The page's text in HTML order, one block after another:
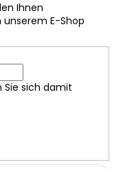
Ihnen
E-Shop
Sie sich damit